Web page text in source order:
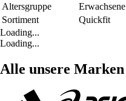
Altersgruppe
Erwachsene
Sortiment
Quickfit
Loading...
Loading...
Alle unsere Marken